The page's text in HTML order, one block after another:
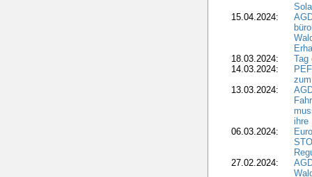
15.04.2024:
18.03.2024:
Tag
14.03.2024:
13.03.2024:
ihre
06.03.2024:
27.02.2024: